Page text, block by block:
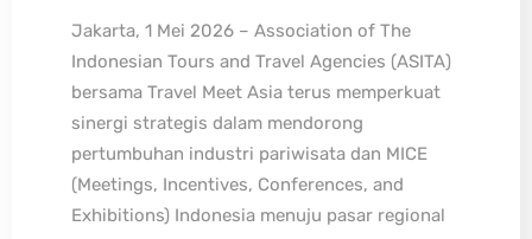
Jakarta, 1 Mei 2026 – Association of The
Indonesian Tours and Travel Agencies (ASITA)
bersama Travel Meet Asia terus memperkuat
sinergi strategis dalam mendorong
pertumbuhan industri pariwisata dan MICE
(Meetings, Incentives, Conferences, and
Exhibitions) Indonesia menuju pasar regional